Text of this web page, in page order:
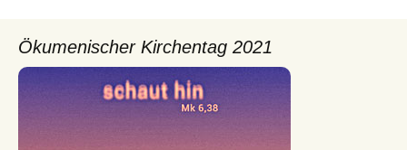
Ökumenischer Kirchentag 2021